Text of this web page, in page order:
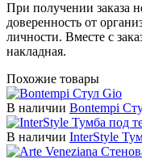
При получении заказа
доверенность от
личности. Вместе с
накладная.
Похожие товары
В наличии Bontempi
В наличии InterStyle